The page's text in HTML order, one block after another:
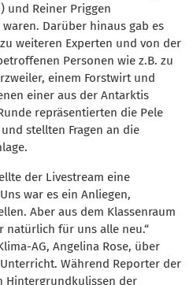
und Reiner Priggen
waren. Darüber hinaus gab es
weiteren Experten und von der
Personen wie z.B. zu
einem Forstwirt und
einer aus der Antarktis
repräsentierten die Pele
stellten Fragen an die
der Livestream eine
war es ein Anliegen,
Aber aus dem Klassenraum
natürlich für uns alle neu.“
AG, Angelina Rose, über
Während Reporter der
Hintergrundkulissen der